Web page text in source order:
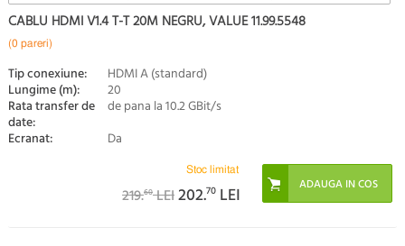
CABLU HDMI V1.4 T-T 20M NEGRU, VALUE 11.99.5548
(0 pareri)
Tip conexiune: HDMI A (standard)
Lungime (m): 20
Rata transfer de
date:
de pana la 10.2 GBit/s
Ecranat:
Da
Stoc limitat
219.60LEI202.70 LEI